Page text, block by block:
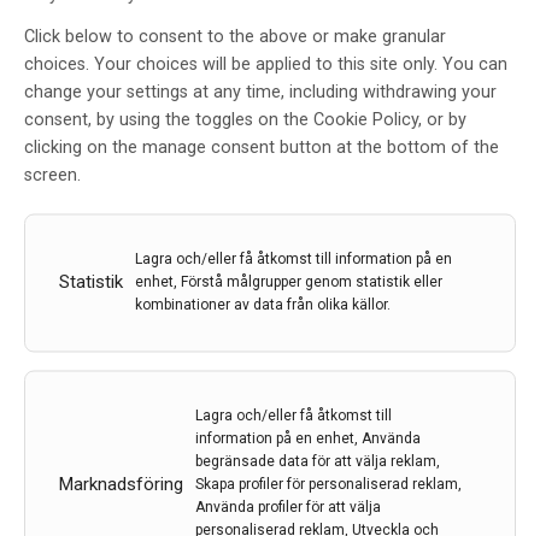
Click below to consent to the above or make granular
choices. Your choices will be applied to this site only. You can
change your settings at any time, including withdrawing your
consent, by using the toggles on the Cookie Policy, or by
clicking on the manage consent button at the bottom of the
screen.
Statistik
Lagra och/eller få åtkomst till information på en
enhet, Förstå målgrupper genom statistik eller
kombinationer av data från olika källor.
Marknadsföring
Lagra och/eller få åtkomst till
information på en enhet, Använda
begränsade data för att välja reklam,
Skapa profiler för personaliserad reklam,
Använda profiler för att välja
personaliserad reklam, Utveckla och
JOHAN LÖKK
Överläkare, Professor
Geriatriska Kliniken
Karolinska Universitetssjukhuset